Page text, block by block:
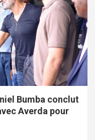
Bumba conclut
Averda pour